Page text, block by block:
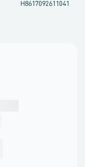
H8617092611041